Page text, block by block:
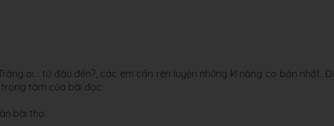
ơi... từ đâu đến?, các em cần rèn luyện những kĩ năng cơ bản nhất.
tâm của bài đọc:
bài thơ.